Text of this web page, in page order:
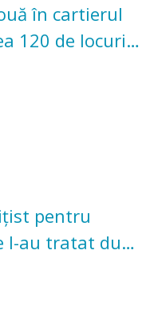
în cartierul
120 de locuri
pentru
l-au tratat după